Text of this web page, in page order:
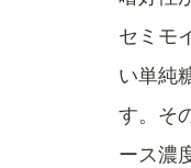
セミモ
い単純
す。そ
ース濃